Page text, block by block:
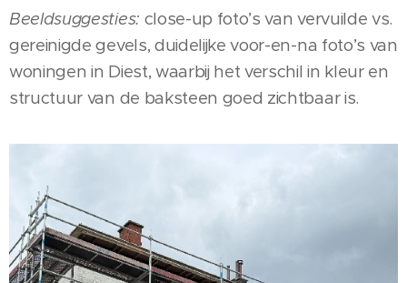
Beeldsuggesties: close-up foto’s van vervuilde vs.
gereinigde gevels, duidelijke voor-en-na foto’s van
woningen in Diest, waarbij het verschil in kleur en
structuur van de baksteen goed zichtbaar is.